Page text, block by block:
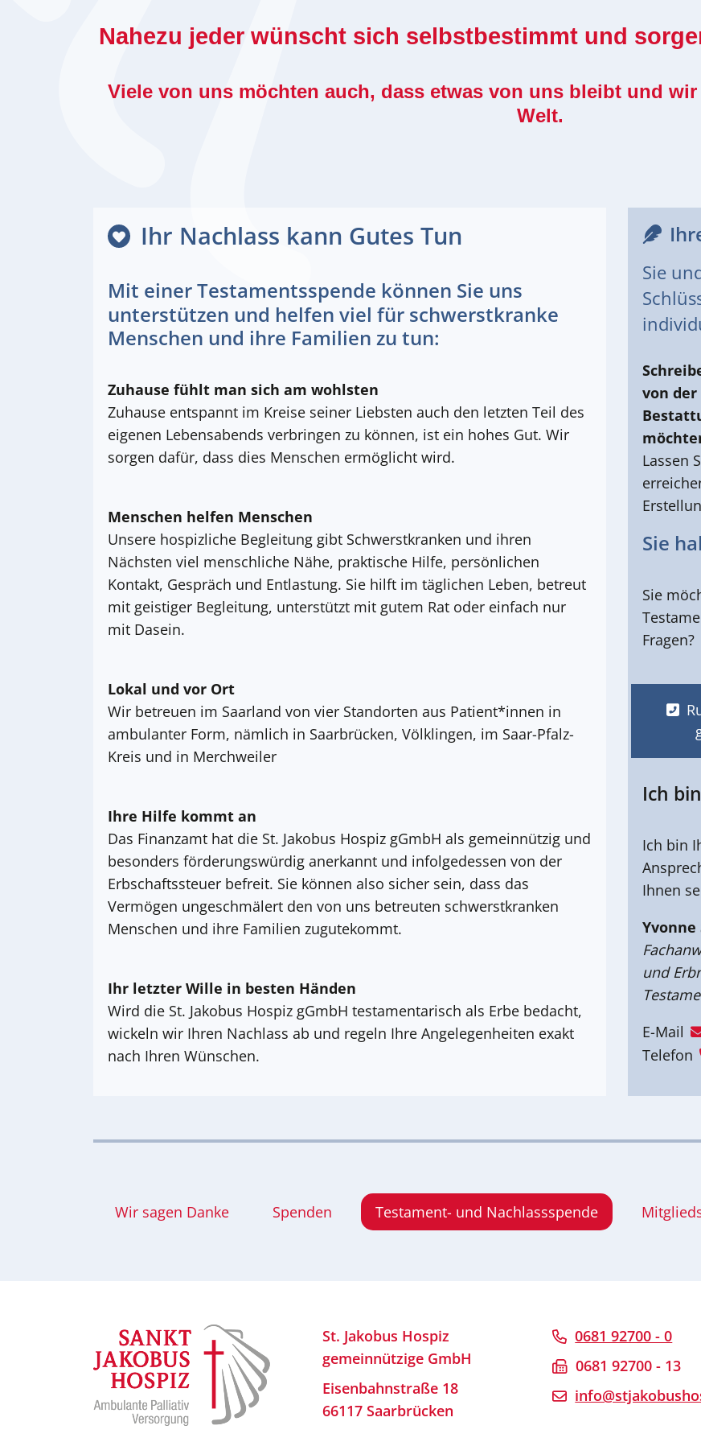
Nahezu jeder wünscht sich selbstbestimmt und
Viele von uns möchten auch, dass etwas von uns bleibt und
Welt.
Ihr Nachlass kann Gutes Tun
Mit einer Testamentsspende können Sie uns
unterstützen und helfen viel für schwerstkranke
Menschen und ihre Familien zu tun:
Zuhause fühlt man sich am wohlsten
Zuhause entspannt im Kreise seiner Liebsten auch den letzten Teil des
eigenen Lebensabends verbringen zu können, ist ein hohes Gut. Wir
sorgen dafür, dass dies Menschen ermöglicht wird.
Menschen helfen Menschen
Unsere hospizliche Begleitung gibt Schwerstkranken und ihren
Nächsten viel menschliche Nähe, praktische Hilfe, persönlichen
Kontakt, Gespräch und Entlastung. Sie hilft im täglichen Leben, betreut
mit geistiger Begleitung, unterstützt mit gutem Rat oder einfach nur
mit Dasein.
Lokal und vor Ort
Wir betreuen im Saarland von vier Standorten aus Patient*innen in
ambulanter Form, nämlich in Saarbrücken, Völklingen, im Saar-Pfalz-
Kreis und in Merchweiler
Ihre Hilfe kommt an
Das Finanzamt hat die St. Jakobus Hospiz gGmbH als gemeinnützig und
besonders förderungswürdig anerkannt und infolgedessen von der
Erbschaftssteuer befreit. Sie können also sicher sein, dass das
Vermögen ungeschmälert den von uns betreuten schwerstkranken
Menschen und ihre Familien zugutekommt.
Ihr letzter Wille in besten Händen
Wird die St. Jakobus Hospiz gGmbH testamentarisch als Erbe bedacht,
wickeln wir Ihren Nachlass ab und regeln Ihre Angelegenheiten exakt
nach Ihren Wünschen.
Sie
von der
Lassen
Sie
Sie
Fragen?
Ich
Ich bin
Ihnen
Yvonne
und
E-Mail
Telefon
Wir sagen Danke Spenden Testament- und Nachlassspende
St. Jakobus Hospiz
gemeinnützige GmbH
Eisenbahnstraße 18
66117 Saarbrücken
0681 92700 - 0
0681 92700 - 13